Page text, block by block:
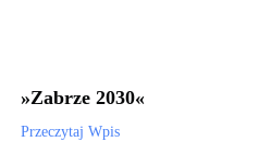
»Zabrze 2030«
Przeczytaj Wpis